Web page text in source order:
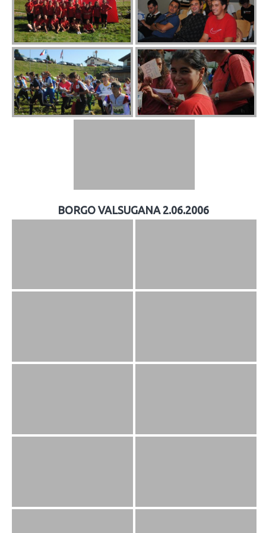
BORGO VALSUGANA 2.06.2006